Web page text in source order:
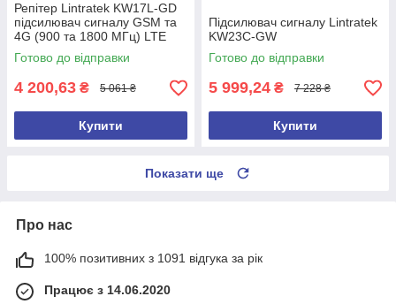
Репітер Lintratek KW17L-GD
підсилювач сигналу GSM та
4G (900 та 1800 МГц) LTE
Готово до відправки
4 200,63 ₴ 5 061 ₴
Купити
Підсилювач сигналу Lintratek
KW23C-GW
Готово до відправки
5 999,24 ₴ 7 228 ₴
Купити
Показати ще
Про нас
100% позитивних з 1091 відгука за рік
Працює з 14.06.2020